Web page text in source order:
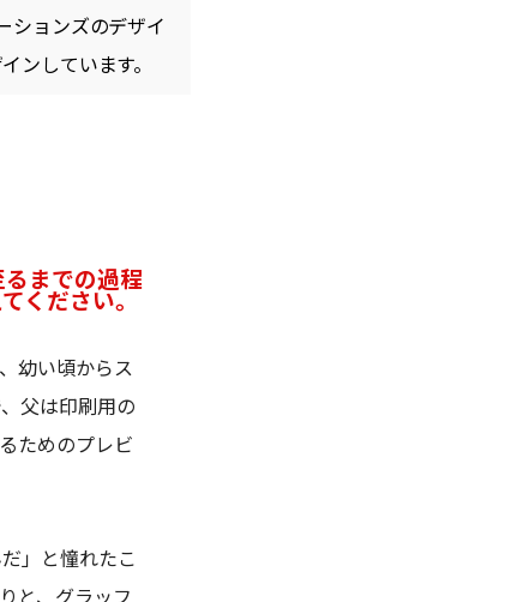
ションズのデザイ
ンしています。
までの過程
ください。
幼い頃からス
父は印刷用の
ためのプレビ
」と憧れたこ